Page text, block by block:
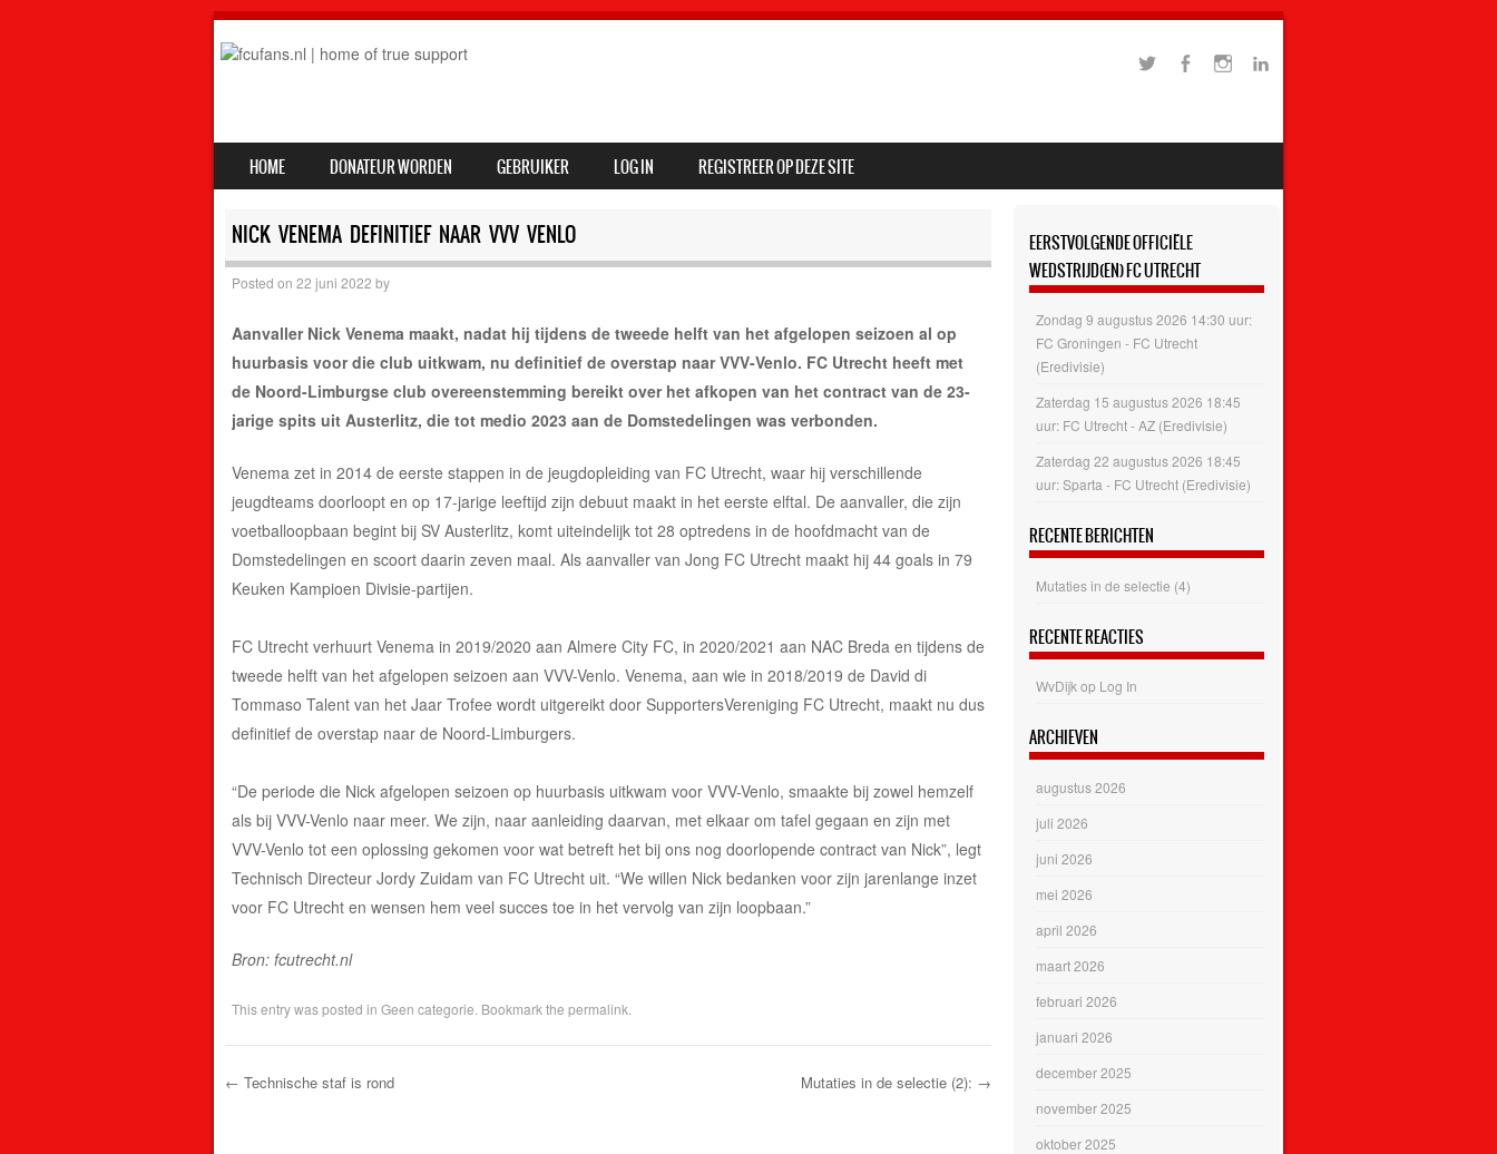
MENU
SKIP TO CONTENT
HOME DONATEUR WORDEN GEBRUIKER LOG IN REGISTREER OP DEZE SITE
NICK VENEMA DEFINITIEF NAAR VVV VENLO
Posted on 22 juni 2022 by
Aanvaller Nick Venema maakt, nadat hij tijdens de tweede helft van het afgelopen seizoen al op
huurbasis voor die club uitkwam, nu definitief de overstap naar VVV-Venlo. FC Utrecht heeft met
de Noord-Limburgse club overeenstemming bereikt over het afkopen van het contract van de 23-
jarige spits uit Austerlitz, die tot medio 2023 aan de Domstedelingen was verbonden.
Venema zet in 2014 de eerste stappen in de jeugdopleiding van FC Utrecht, waar hij verschillende
jeugdteams doorloopt en op 17-jarige leeftijd zijn debuut maakt in het eerste elftal. De aanvaller, die zijn
voetballoopbaan begint bij SV Austerlitz, komt uiteindelijk tot 28 optredens in de hoofdmacht van de
Domstedelingen en scoort daarin zeven maal. Als aanvaller van Jong FC Utrecht maakt hij 44 goals in 79
Keuken Kampioen Divisie-partijen.
FC Utrecht verhuurt Venema in 2019/2020 aan Almere City FC, in 2020/2021 aan NAC Breda en tijdens de
tweede helft van het afgelopen seizoen aan VVV-Venlo. Venema, aan wie in 2018/2019 de David di
Tommaso Talent van het Jaar Trofee wordt uitgereikt door SupportersVereniging FC Utrecht, maakt nu dus
definitief de overstap naar de Noord-Limburgers.
“De periode die Nick afgelopen seizoen op huurbasis uitkwam voor VVV-Venlo, smaakte bij zowel hemzelf
als bij VVV-Venlo naar meer. We zijn, naar aanleiding daarvan, met elkaar om tafel gegaan en zijn met
VVV-Venlo tot een oplossing gekomen voor wat betreft het bij ons nog doorlopende contract van Nick”, legt
Technisch Directeur Jordy Zuidam van FC Utrecht uit. “We willen Nick bedanken voor zijn jarenlange inzet
voor FC Utrecht en wensen hem veel succes toe in het vervolg van zijn loopbaan.”
Bron: fcutrecht.nl
This entry was posted in Geen categorie . Bookmark the permalink
← Technische staf is rond Mutaties in de selectie (2): →
EERSTVOLGENDE OFFICIËLE
WEDSTRIJD(EN) FC UTRECHT
Zondag 9 augustus 2026 14:30 uur:
FC Groningen - FC Utrecht
(Eredivisie)
Zaterdag 15 augustus 2026 18:45
uur: FC Utrecht - AZ (Eredivisie)
Zaterdag 22 augustus 2026 18:45
uur: Sparta - FC Utrecht (Eredivisie)
RECENTE BERICHTEN
Mutaties in de selectie (4)
RECENTE REACTIES
WvDijk op Log In
ARCHIEVEN
augustus 2026
juli 2026
juni 2026
mei 2026
april 2026
maart 2026
februari 2026
januari 2026
december 2025
november 2025
oktober 2025